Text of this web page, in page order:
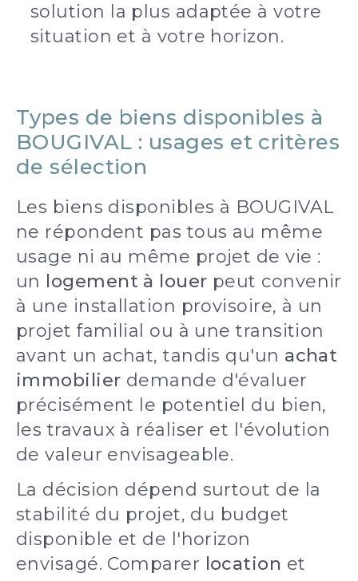
solution la plus adaptée à votre
situation et à votre horizon.
Types de biens disponibles à
BOUGIVAL : usages et critères
de sélection
Les biens disponibles à BOUGIVAL
ne répondent pas tous au même
usage ni au même projet de vie :
un
logement à louer peut convenir
à une installation provisoire, à un
projet familial ou à une transition
avant un achat, tandis qu'un achat
immobilier demande d'évaluer
précisément le potentiel du bien,
les travaux à réaliser et l'évolution
de valeur envisageable.
La décision dépend surtout de la
stabilité du projet, du budget
disponible et de l'horizon
envisagé. Comparer location et